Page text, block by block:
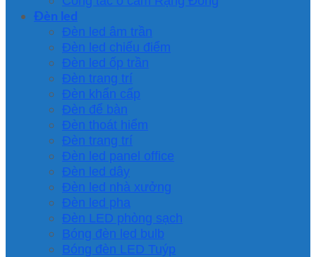
Đèn led
Đèn led âm trần
Đèn led chiếu điểm
Đèn led ốp trần
Đèn trang trí
Đèn khẩn cấp
Đèn để bàn
Đèn thoát hiểm
Đèn trang trí
Đèn led panel office
Đèn led dây
Đèn led nhà xưởng
Đèn led pha
Đèn LED phòng sạch
Bóng đèn led bulb
Bóng đèn LED Tuýp